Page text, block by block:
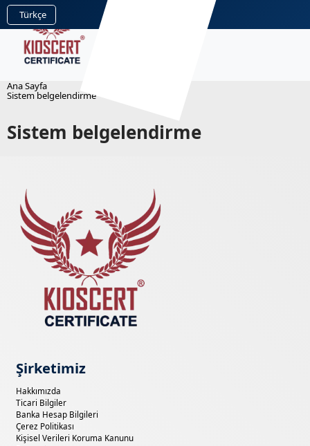
Türkçe
Sistem belgelendirme
Ana Sayfa
Sistem belgelendirme
Şirketimiz
Hakkımızda
Ticari Bilgiler
Banka Hesap Bilgileri
Çerez Politikası
Kişisel Verileri Koruma Kanunu